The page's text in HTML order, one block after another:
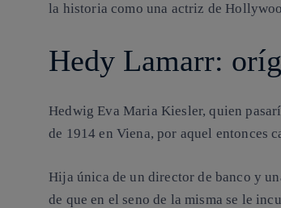
la historia como una actriz de
Hedy Lamarr:
Hedwig Eva Maria Kiesler, quien
de 1914 en Viena, por aquel entonces
Hija única de un director de banco y
de que en el seno de la misma se le